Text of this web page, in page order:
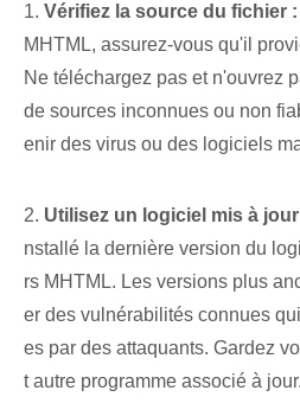
1. Vérifiez la source du fichier :
MHTML, assurez-vous qu'il
Ne téléchargez pas et n'ouvrez
de sources inconnues ou non
enir des virus ou des logiciels
2. Utilisez un logiciel mis à
nstallé la dernière version du
rs MHTML. Les versions plus
er des vulnérabilités connues
es par des attaquants. Gardez
t autre programme associé à jour.